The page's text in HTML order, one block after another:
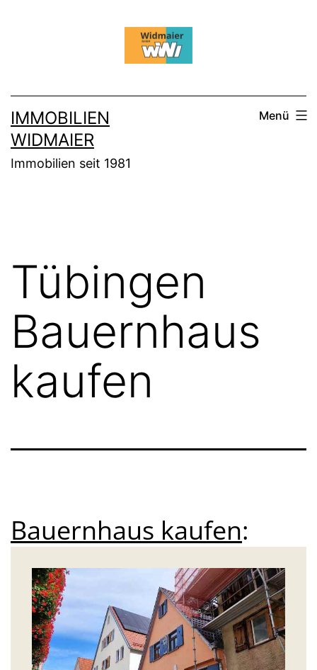
IMMOBILIEN
WIDMAIER
Immobilien seit 1981
Menü
Tübingen
Bauernhaus
kaufen
Bauernhaus kaufen: